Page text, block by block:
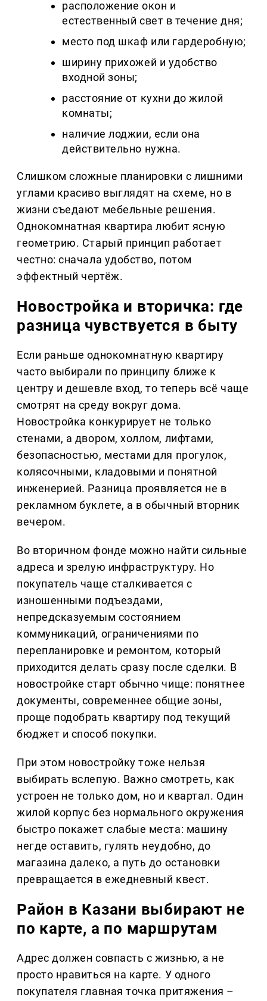
расположение окон и
естественный свет в течение дня;
место под шкаф или гардеробную;
ширину прихожей и удобство
входной зоны;
расстояние от кухни до жилой
комнаты;
наличие лоджии, если она
действительно нужна.
Слишком сложные планировки с лишними
углами красиво выглядят на схеме, но в
жизни съедают мебельные решения.
Однокомнатная квартира любит ясную
геометрию. Старый принцип работает
честно: сначала удобство, потом
эффектный чертёж.
Новостройка и вторичка: где
разница чувствуется в быту
Если раньше однокомнатную квартиру
часто выбирали по принципу ближе к
центру и дешевле вход, то теперь всё чаще
смотрят на среду вокруг дома.
Новостройка конкурирует не только
стенами, а двором, холлом, лифтами,
безопасностью, местами для прогулок,
колясочными, кладовыми и понятной
инженерией. Разница проявляется не в
рекламном буклете, а в обычный вторник
вечером.
Во вторичном фонде можно найти сильные
адреса и зрелую инфраструктуру. Но
покупатель чаще сталкивается с
изношенными подъездами,
непредсказуемым состоянием
коммуникаций, ограничениями по
перепланировке и ремонтом, который
приходится делать сразу после сделки. В
новостройке старт обычно чище: понятнее
документы, современнее общие зоны,
проще подобрать квартиру под текущий
бюджет и способ покупки.
При этом новостройку тоже нельзя
выбирать вслепую. Важно смотреть, как
устроен не только дом, но и квартал. Один
жилой корпус без нормального окружения
быстро покажет слабые места: машину
негде оставить, гулять неудобно, до
магазина далеко, а путь до остановки
превращается в ежедневный квест.
Район в Казани выбирают не
по карте, а по маршрутам
Адрес должен совпасть с жизнью, а не
просто нравиться на карте. У одного
покупателя главная точка притяжения –